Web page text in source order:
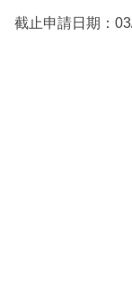
截止申請日期：